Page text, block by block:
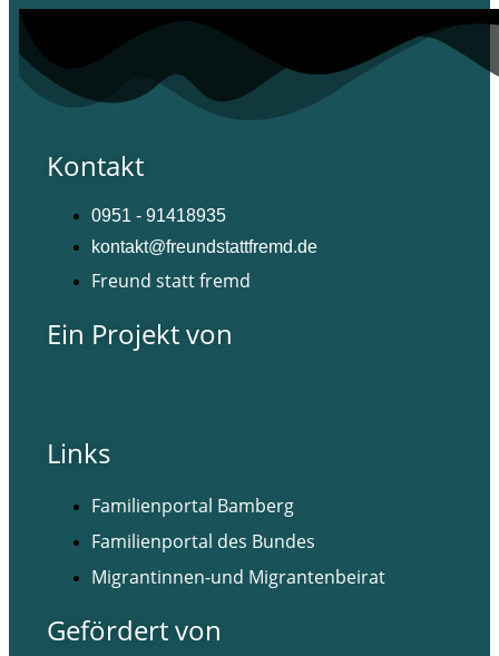
Kontakt
0951 - 91418935
kontakt@freundstattfremd.de
Freund statt fremd
Ein Projekt von
Links
Familienportal Bamberg
Familienportal des Bundes
Migrantinnen-und Migrantenbeirat
Gefördert von